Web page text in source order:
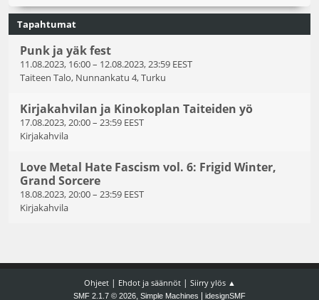
Tapahtumat
Punk ja yäk fest
11.08.2023, 16:00– 12.08.2023, 23:59 EEST
Taiteen Talo, Nunnankatu 4, Turku
Kirjakahvilan ja Kinokoplan Taiteiden yö
17.08.2023, 20:00– 23:59 EEST
Kirjakahvila
Love Metal Hate Fascism vol. 6: Frigid Winter,
Grand Sorcere
18.08.2023, 20:00– 23:59 EEST
Kirjakahvila
Ohjeet| Ehdot ja säännöt| Siirry ylös ▲
SMF 2.1.7 © 2026, Simple Machines idesignSMF